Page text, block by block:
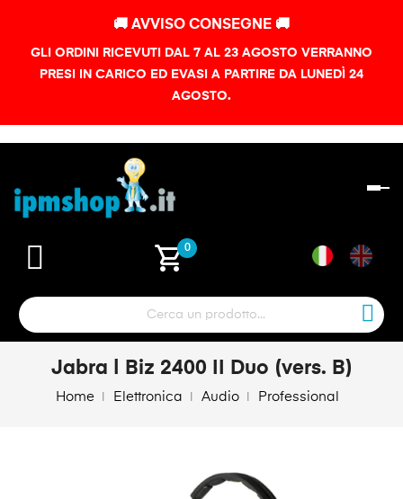
🚚 AVVISO CONSEGNE 🚚
GLI ORDINI RICEVUTI DAL 7 AL 23 AGOSTO VERRANNO
PRESI IN CARICO ED EVASI A PARTIRE DA LUNEDÌ 24
AGOSTO.
shopping_cart0
Jabra | Biz 2400 II Duo (vers. B)
Home Elettronica Audio Professional